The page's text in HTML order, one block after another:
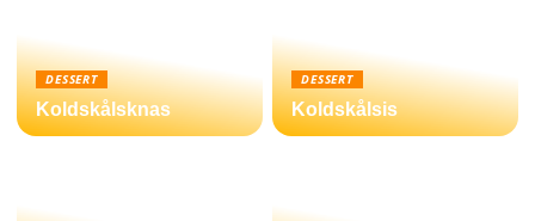
DESSERT
Koldskålsknas
DESSERT
Koldskålsis